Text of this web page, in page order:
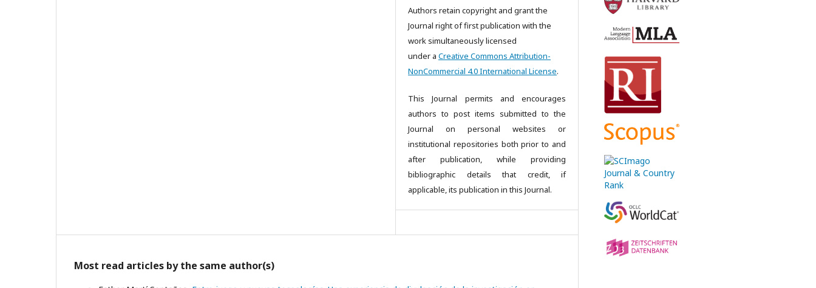
Authors retain copyright and grant the
Journal right of first publication with the
work simultaneously licensed
under a Creative Commons Attribution-
NonCommercial 4.0 International License.
This Journal permits and encourages
authors to post items submitted to the
Journal on personal websites or
institutional repositories both prior to and
after publication, while providing
bibliographic details that credit, if
applicable, its publication in this Journal.
Most read articles by the same author(s)